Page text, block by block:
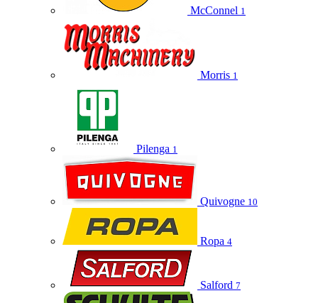
McConnel 1
Morris 1
Pilenga 1
Quivogne 10
Ropa 4
Salford 7